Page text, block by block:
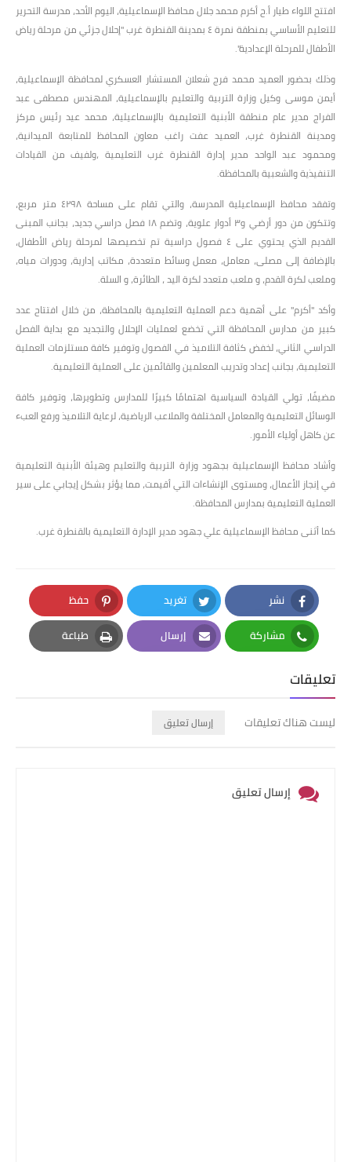
افتتح اللواء طيار أ.ح أكرم محمد جلال محافظ الإسماعيلية، اليوم الأحد، مدرسة التحرير
للتعليم الأساسي بمنطقة نمرة ٤ بمدينة القنطرة غرب "إحلال جزئي من مرحلة رياض
الأطفال للمرحلة الإعدادية".
وذلك بحضور العميد محمد فرج شعلان المستشار العسكري لمحافظة الإسماعيلية،
أيمن موسى وكيل وزارة التربية والتعليم بالإسماعيلية، المهندس مصطفى عبد
الفراج مدير عام منطقة الأبنية التعليمية بالإسماعيلية، محمد عيد رئيس مركز
ومدينة القنطرة غرب، العميد عفت راغب معاون المحافظ للمتابعة الميدانية،
ومحمود عبد الواحد مدير إدارة القنطرة غرب التعليمية ،ولفيف من القيادات
التنفيذية والشعبية بالمحافظة.
وتفقد محافظ الإسماعيلية المدرسة، والتي تقام على مساحة ٤٢٩٨ متر مربع،
وتتكون من دور أرضي و٣ أدوار علوية، وتضم ١٨ فصل دراسي جديد، بجانب المبنى
القديم الذي يحتوي على ٤ فصول دراسية تم تخصيصها لمرحلة رياض الأطفال،
بالإضافة إلى مصلى، معامل، معمل وسائط متعددة، مكاتب إدارية، ودورات مياه،
وملعب لكرة القدم، و ملعب متعدد لكرة اليد ، الطائرة، و السلة.
وأكد "أكرم" على أهمية دعم العملية التعليمية بالمحافظة، من خلال افتتاح عدد
كبير من مدارس المحافظة التي تخضع لعمليات الإحلال والتجديد مع بداية الفصل
الدراسي الثاني، لخفض كثافة التلاميذ في الفصول وتوفير كافة مستلزمات العملية
التعليمية، بجانب إعداد وتدريب المعلمين والقائمين على العملية التعليمية.
مضيفًا، تولي القيادة السياسية اهتمامًا كبيرًا للمدارس وتطويرها، وتوفير كافة
الوسائل التعليمية والمعامل المختلفة والملاعب الرياضية، لرعاية التلاميذ ورفع العبء
عن كاهل أولياء الأمور.
وأشاد محافظ الإسماعيلية بجهود وزارة التربية والتعليم وهيئة الأبنية التعليمية
في إنجاز الأعمال، ومستوى الإنشاءات التي أقيمت، مما يؤثر بشكل إيجابي على سير
العملية التعليمية بمدارس المحافظة.
كما أثنى محافظ الإسماعيلية علي جهود مدير الإدارة التعليمية بالقنطرة غرب.
نشر
Facebook
تغريد
Twitter
حفظ
Pinterest
مشاركة
Whatsapp
إرسال
Email
طباعة
Print
تعليقات
ليست هناك تعليقات إرسال تعليق
إرسال تعليق